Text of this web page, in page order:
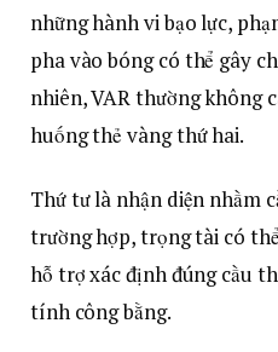
những hành vi bạo lực,
pha vào bóng có thể gây
nhiên, VAR thường không
huống thẻ vàng thứ hai.
Thứ tư là nhận diện nhầm
trường hợp, trọng tài có
hỗ trợ xác định đúng cầu
tính công bằng.